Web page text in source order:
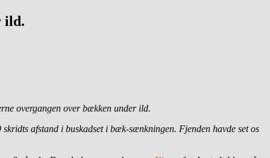
ild.
overgangen over bækken under ild.
afstand i buskadset i bæk-sænkningen. Fjenden havde set os